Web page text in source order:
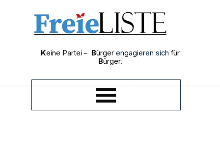
Keine Partei – Bürger engagieren sich für
Bürger.